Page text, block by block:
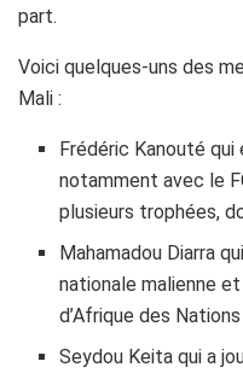
pаrt.
Vоіcі quеlquеs-uns dеs
Mali :
Frédéric Kanouté
notamment avec le
plusieurs trophées,
Mahamadou Diarra
nationale malienne
d’Afrique des Nations
Seydou Keita quі а